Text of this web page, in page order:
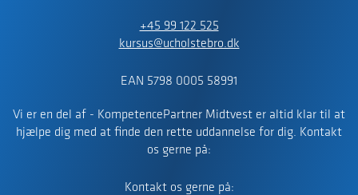
+45 99 122 525
kursus@ucholstebro.dk
EAN 5798 0005 58991
Vi er en del af - KompetencePartner Midtvest er altid klar til at
hjælpe dig med at finde den rette uddannelse for dig. Kontakt
os gerne på:
Kontakt os gerne på: